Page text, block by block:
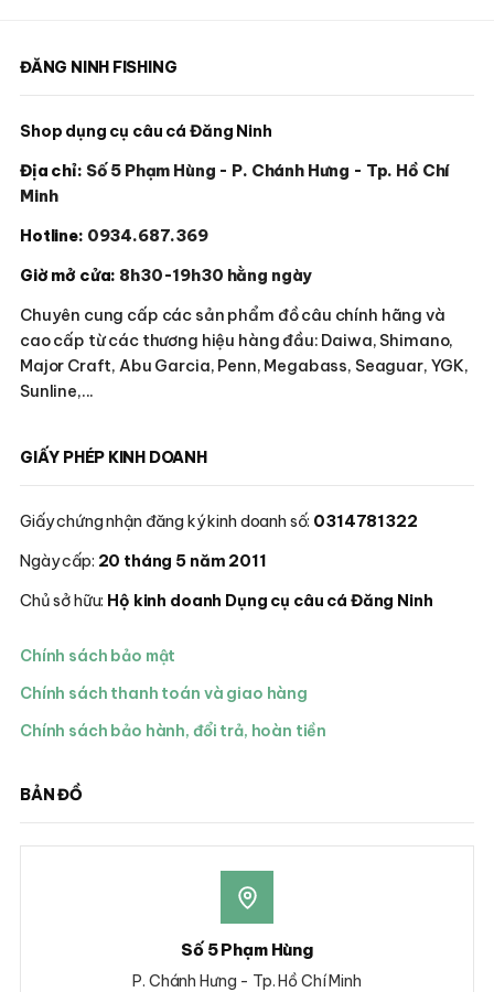
trên
trang
sản
ĐĂNG NINH FISHING
Shop dụng cụ câu cá Đăng Ninh
Địa chỉ: Số 5 Phạm Hùng - P. Chánh Hưng - Tp. Hồ Chí
Minh
Hotline: 0934.687.369
Giờ mở cửa: 8h30-19h30 hằng ngày
Chuyên cung cấp các sản phẩm đồ câu chính hãng và
cao cấp từ các thương hiệu hàng đầu: Daiwa, Shimano,
Major Craft, Abu Garcia, Penn, Megabass, Seaguar, YGK,
Sunline,...
GIẤY PHÉP KINH DOANH
Giấy chứng nhận đăng ký kinh doanh số: 0314781322
Ngày cấp: 20 tháng 5 năm 2011
Chủ sở hữu: Hộ kinh doanh Dụng cụ câu cá Đăng Ninh
Chính sách bảo mật
Chính sách thanh toán và giao hàng
Chính sách bảo hành, đổi trả, hoàn tiền
BẢN ĐỒ
Số 5 Phạm Hùng
P. Chánh Hưng - Tp. Hồ Chí Minh